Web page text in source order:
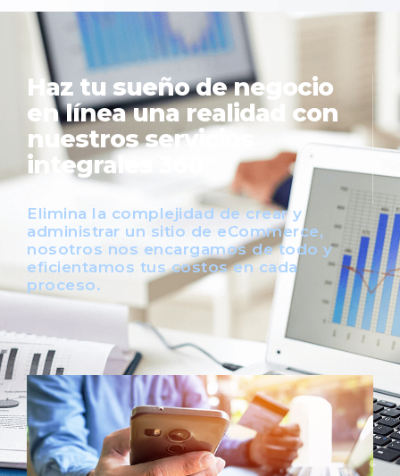
Haz tu sueño de negocio
en línea una realidad con
nuestros servicios
integrales 360°
Elimina la complejidad de crear y
administrar un sitio de eCommerce,
nosotros nos encargamos de todo y
eficientamos tus costos en cada
proceso.